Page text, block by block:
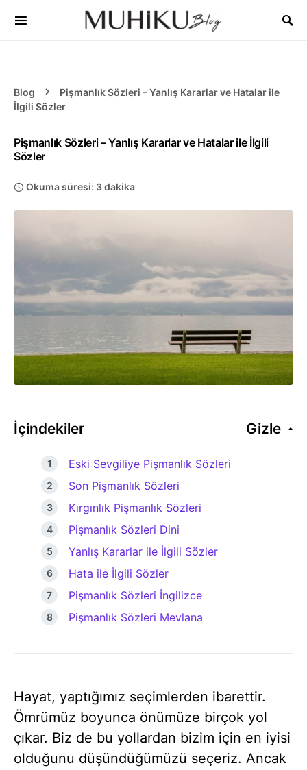
Blog
Pişmanlık Sözleri – Yanlış Kararlar ve Hatalar ile
İlgili Sözler
Pişmanlık Sözleri – Yanlış Kararlar ve Hatalar ile İlgili
Sözler
Okuma süresi: 3 dakika
İçindekiler Gizle
Eski Sevgiliye Pişmanlık Sözleri
Son Pişmanlık Sözleri
Kırgınlık Pişmanlık Sözleri
Pişmanlık Sözleri Dini
Yanlış Kararlar ile İlgili Sözler
Hata ile İlgili Sözler
Pişmanlık Sözleri İngilizce
Pişmanlık Sözleri Mevlana
Hayat, yaptığımız seçimlerden ibarettir.
Ömrümüz boyunca önümüze birçok yol
çıkar. Biz de bu yollardan bizim için en iyisi
olduğunu düşündüğümüzü seçeriz. Ancak